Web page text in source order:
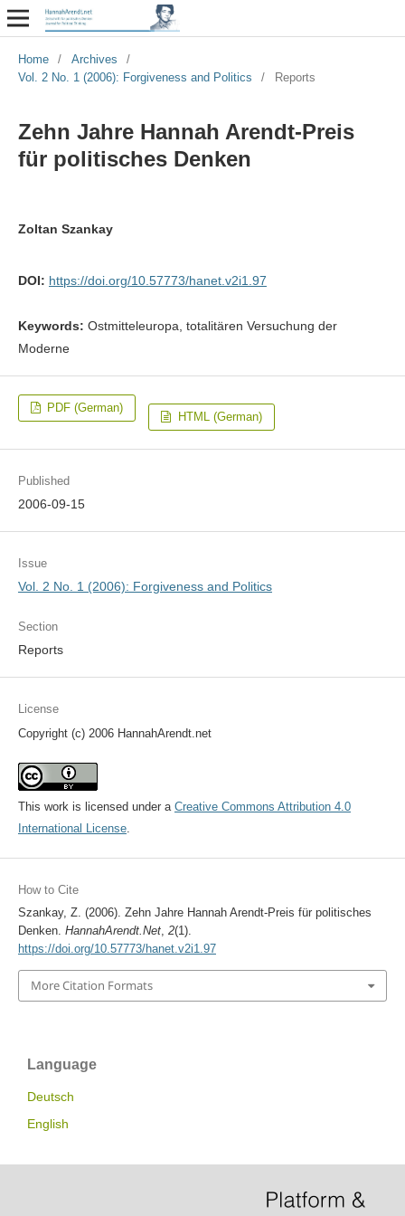
Home / Archives
/
Vol. 2 No. 1 (2006): Forgiveness and Politics
/ Reports
Zehn Jahre Hannah Arendt-Preis
für politisches Denken
Zoltan Szankay
DOI: https://doi.org/10.57773/hanet.v2i1.97
Keywords: Ostmitteleuropa, totalitären Versuchung der
Moderne
PDF (German)
HTML (German)
Published
2006-09-15
Issue
Vol. 2 No. 1 (2006): Forgiveness and Politics
Section
Reports
License
Copyright (c) 2006 HannahArendt.net
This work is licensed under a Creative Commons Attribution 4.0
International License.
How to Cite
Szankay, Z. (2006). Zehn Jahre Hannah Arendt-Preis für politisches
Denken. HannahArendt.Net, 2(1).
https://doi.org/10.57773/hanet.v2i1.97
More Citation Formats
Language
Deutsch
English